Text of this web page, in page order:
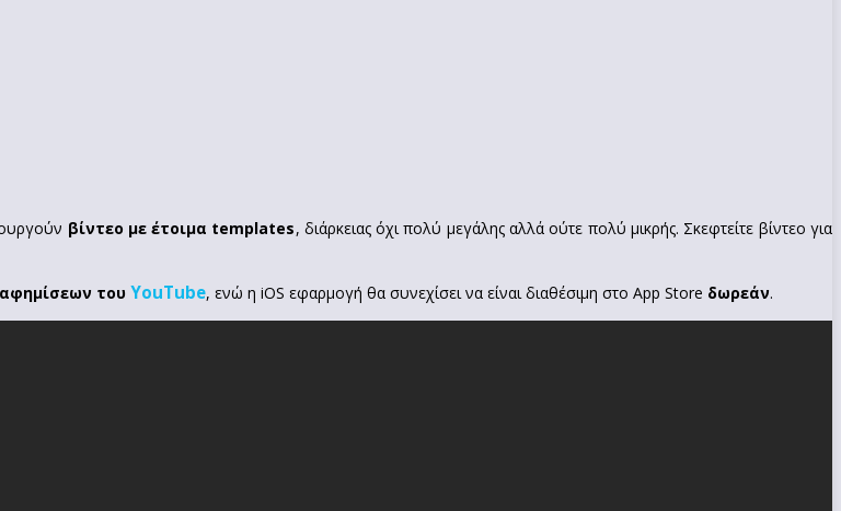
βίντεο με έτοιμα templates, διάρκειας όχι πολύ μεγάλης αλλά ούτε πολύ μικρής. Σκεφτείτε βίντεο για
του YouTube, ενώ η iOS εφαρμογή θα συνεχίσει να είναι διαθέσιμη στο App Store δωρεάν.